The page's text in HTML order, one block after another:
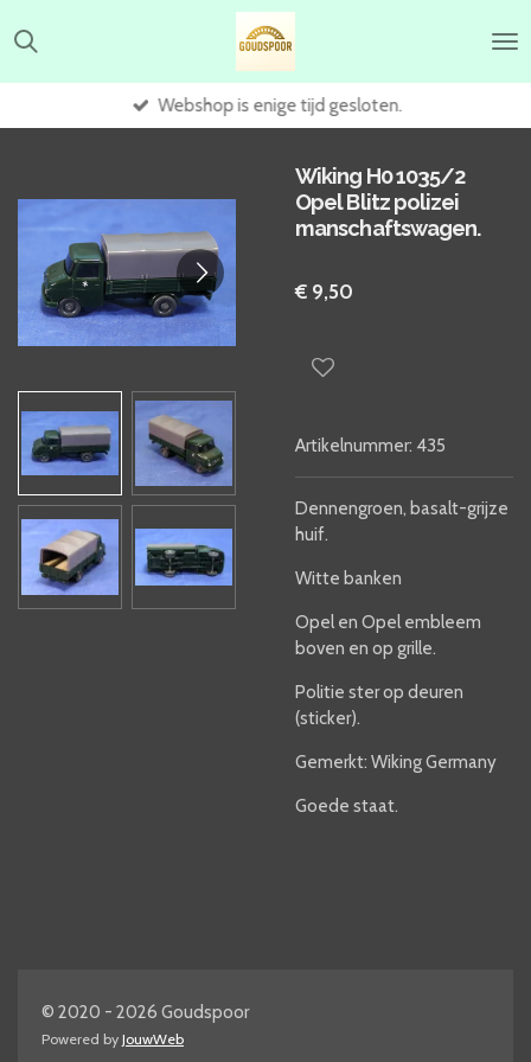
direct
hoofdinhoud
Webshop is enige tijd gesloten.
Wiking H0 1035/2
Opel Blitz polizei
manschaftswagen.
€ 9,50
Artikelnummer: 435
Dennengroen, basalt-grijze
huif.
Witte banken
Opel en Opel embleem
boven en op grille.
Politie ster op deuren
(sticker).
Gemerkt: Wiking Germany
Goede staat.
© 2020 - 2026 Goudspoor
Powered by JouwWeb